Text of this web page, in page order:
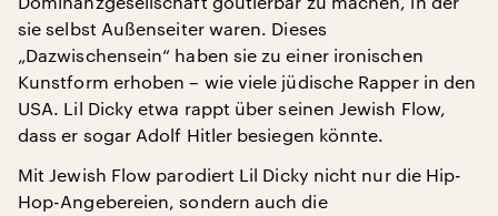
sie selbst Außenseiter waren. Dieses
„Dazwischensein“ haben sie zu einer ironischen
Kunstform erhoben – wie viele jüdische Rapper in den
USA. Lil Dicky etwa rappt über seinen Jewish Flow,
dass er sogar Adolf Hitler besiegen könnte.
Mit Jewish Flow parodiert Lil Dicky nicht nur die Hip-
Hop-Angebereien, sondern auch die